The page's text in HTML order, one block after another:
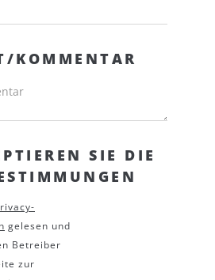
KOMMENTAR
SIE DIE
gelesen und
Betreiber
zur